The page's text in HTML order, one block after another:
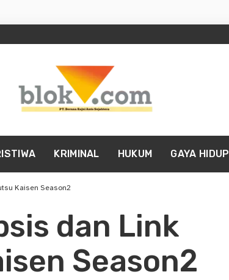
KRIMINAL HUKUM GAYA HIDUP
Kaisen Season2
dan Link
Season2